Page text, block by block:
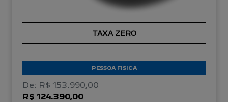
TAXA ZERO
PESSOA FÍSICA
De: R$ 153.990,00
R$ 124.390,00